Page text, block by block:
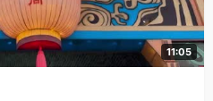
11:05